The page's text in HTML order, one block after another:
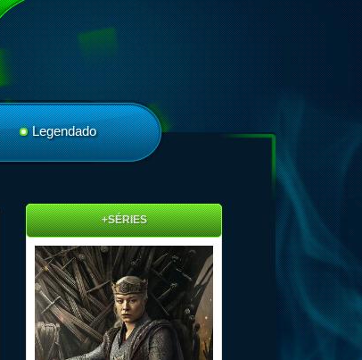
Legendado
+SÉRIES